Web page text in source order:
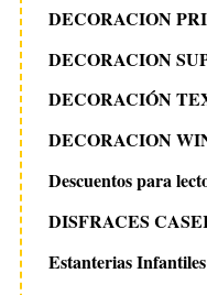
DECORACION
DECORACION
DECORACIÓN
DECORACION
Descuentos para
DISFRACES
Estanterias Infantiles
S
e
r
h
f
r